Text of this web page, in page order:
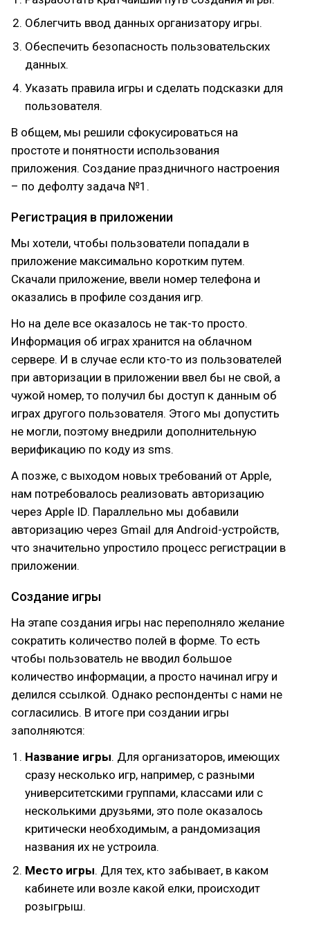
Облегчить ввод данных организатору игры.
Обеспечить безопасность пользовательских
данных.
Указать правила игры и сделать подсказки для
пользователя.
В общем, мы решили сфокусироваться на
простоте и понятности использования
приложения. Создание праздничного настроения
– по дефолту задача №1.
Регистрация в приложении
Мы хотели, чтобы пользователи попадали в
приложение максимально коротким путем.
Скачали приложение, ввели номер телефона и
оказались в профиле создания игр.
Но на деле все оказалось не так-то просто.
Информация об играх хранится на облачном
сервере. И в случае если кто-то из пользователей
при авторизации в приложении ввел бы не свой, а
чужой номер, то получил бы доступ к данным об
играх другого пользователя. Этого мы допустить
не могли, поэтому внедрили дополнительную
верификацию по коду из sms.
А позже, с выходом новых требований от Apple,
нам потребовалось реализовать авторизацию
через Apple ID. Параллельно мы добавили
авторизацию через Gmail для Android-устройств,
что значительно упростило процесс регистрации в
приложении.
Создание игры
На этапе создания игры нас переполняло желание
сократить количество полей в форме. То есть
чтобы пользователь не вводил большое
количество информации, а просто начинал игру и
делился ссылкой. Однако респонденты с нами не
согласились. В итоге при создании игры
заполняются:
Название игры. Для организаторов, имеющих
сразу несколько игр, например, с разными
университетскими группами, классами или с
несколькими друзьями, это поле оказалось
критически необходимым, а рандомизация
названия их не устроила.
Место игры. Для тех, кто забывает, в каком
кабинете или возле какой елки, происходит
розыгрыш.